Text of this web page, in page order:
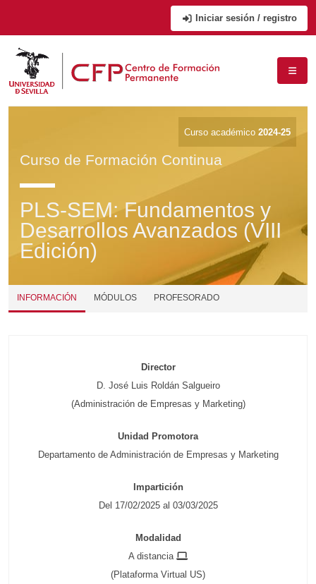
Iniciar sesión / registro
Curso académico 2024-25
Curso de Formación Continua
PLS-SEM: Fundamentos y
Desarrollos Avanzados (VIII
Edición)
INFORMACIÓN MÓDULOS PROFESORADO
Director
D. José Luis Roldán Salgueiro
(Administración de Empresas y Marketing)
Unidad Promotora
Departamento de Administración de Empresas y Marketing
Impartición
Del 17/02/2025 al 03/03/2025
Modalidad
A distancia
(Plataforma Virtual US)